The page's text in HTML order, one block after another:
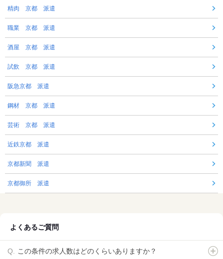
精肉 京都 派遣
職業 京都 派遣
酒屋 京都 派遣
試飲 京都 派遣
阪急京都 派遣
鋼材 京都 派遣
芸術 京都 派遣
近鉄京都 派遣
京都新聞 派遣
京都御所 派遣
よくあるご質問
この条件の求人数はどのくらいありますか？